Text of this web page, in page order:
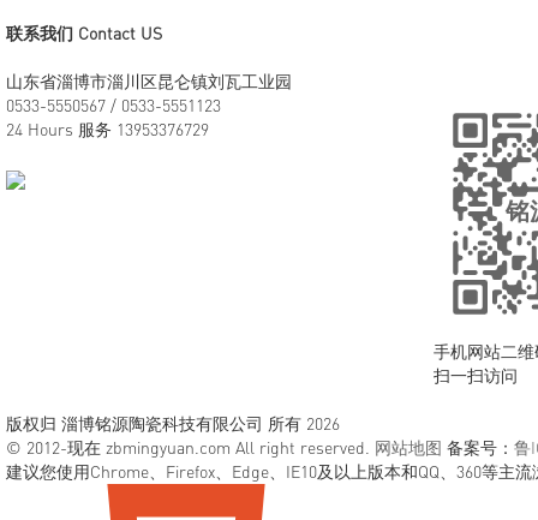
联系我们 Contact US
山东省淄博市淄川区昆仑镇刘瓦工业园
0533-5550567 / 0533-5551123
24 Hours 服务 13953376729
手机网站二维
扫一扫访问
版权归 淄博铭源陶瓷科技有限公司 所有 2026
© 2012-现在 zbmingyuan.com All right reserved. 网站地图 备案号： 鲁
建议您使用Chrome、Firefox、Edge、IE10及以上版本和QQ、360等主